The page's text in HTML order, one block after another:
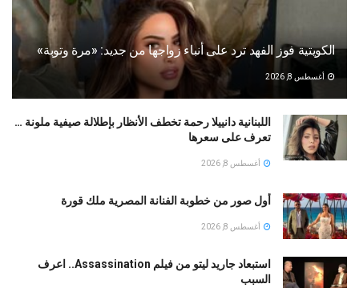
الكويتية فوز الفهد ترد على أنباء زواجها من جديد: «مرة وتوبة» ‏
أغسطس 8, 2026
اللبنانية دانييلا رحمة تخطف الأنظار بإطلالة صيفية ملونة …
تعرف على سعرها
أغسطس 8, 2026
أول صور من خطوبة الفنانة المصرية ملك قورة
أغسطس 8, 2026
استبعاد جاريد ليتو من فيلم Assassination.. اعرف
السبب